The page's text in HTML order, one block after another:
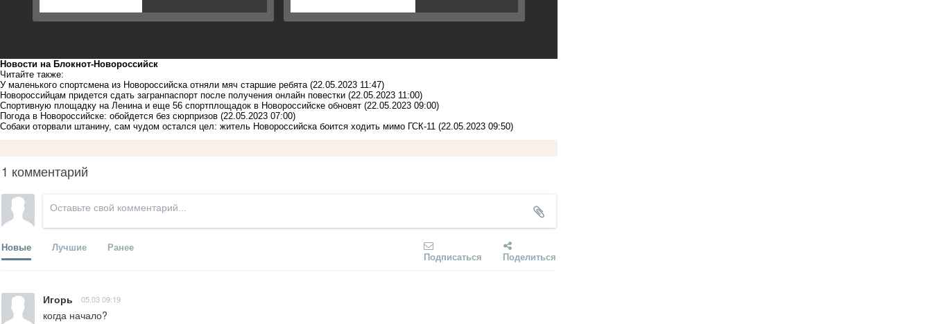
Новости на Блoкнoт-Новороссийск
Читайте также:
У маленького спортсмена из Новороссийска отняли мяч старшие ребята (22.05.2023 11:47)
Новороссийцам придется сдать загранпаспорт после получения онлайн повестки (22.05.2023 11:00)
Спортивную площадку на Ленина и еще 56 спортплощадок в Новороссийске обновят (22.05.2023 09:00)
Погода в Новороссийске: обойдется без сюрпризов (22.05.2023 07:00)
Собаки оторвали штанину, сам чудом остался цел: житель Новороссийска боится ходить мимо ГСК-11 (22.05.2023 09:50)
1 комментарий
Новые Лучшие Ранее
Подписаться Поделиться
Игорь 05.03 09:19
когда начало?